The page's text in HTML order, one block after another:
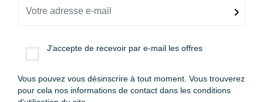
J'accepte de recevoir par e-mail les offres
Vous pouvez vous désinscrire à tout moment. Vous trouverez
pour cela nos informations de contact dans les conditions